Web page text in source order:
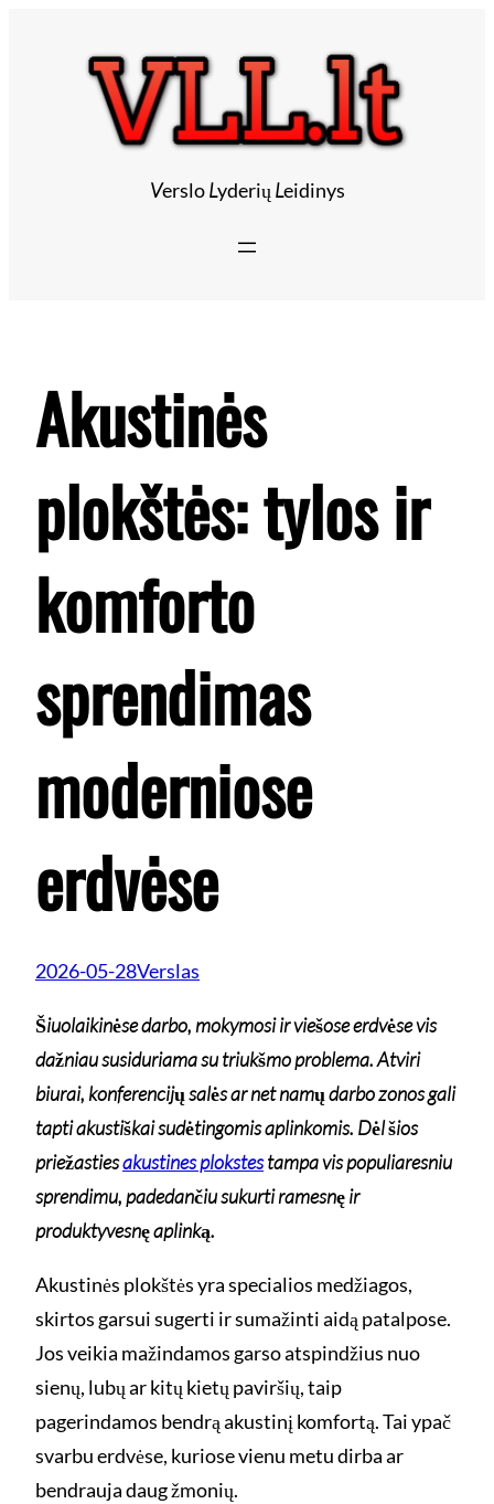
VersloLyderių Leidinys
Akustinės
plokštės: tylos ir
komforto
sprendimas
moderniose
erdvėse
2026-05-28Verslas
Šiuolaikinėse darbo, mokymosi ir viešose erdvėse vis
dažniau susiduriama su triukšmo problema. Atviri
biurai, konferencijų salės ar net namų darbo zonos gali
tapti akustiškai sudėtingomis aplinkomis. Dėl šios
priežastiesakustines plokstestampa vis populiaresniu
sprendimu, padedančiu sukurti ramesnę ir
produktyvesnę aplinką.
Akustinės plokštės yra specialios medžiagos,
skirtos garsui sugerti ir sumažinti aidą patalpose.
Jos veikia mažindamos garso atspindžius nuo
sienų, lubų ar kitų kietų paviršių, taip
pagerindamos bendrą akustinį komfortą. Tai ypač
svarbu erdvėse, kuriose vienu metu dirba ar
bendrauja daug žmonių.